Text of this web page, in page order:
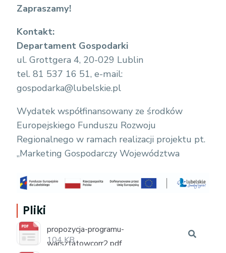
Zapraszamy!
Kontakt:
Departament Gospodarki
ul. Grottgera 4, 20-029 Lublin
tel. 81 537 16 51, e-mail:
gospodarka@lubelskie.pl
Wydatek współfinansowany ze środków
Europejskiego Funduszu Rozwoju
Regionalnego w ramach realizacji projektu pt.
„Marketing Gospodarczy Województwa
Pliki
propozycja-programu-
warsztatowcorr2.pdf
104 KB